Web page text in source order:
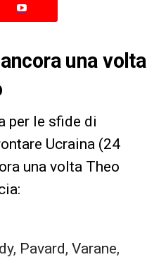
una volta
per le sfide di
Ucraina (24
una volta Theo
Pavard, Varane,